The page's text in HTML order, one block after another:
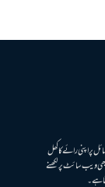
پر اپنی رائے کا کھل
ویب سائٹ پر لکھنے
ہے۔